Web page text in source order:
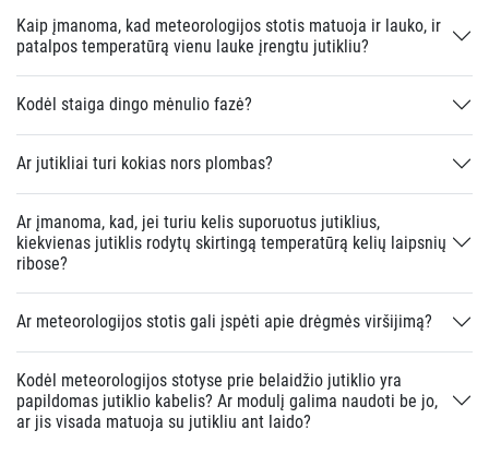
Kaip įmanoma, kad meteorologijos stotis matuoja ir lauko, ir
patalpos temperatūrą vienu lauke įrengtu jutikliu?
Kodėl staiga dingo mėnulio fazė?
Ar jutikliai turi kokias nors plombas?
Ar įmanoma, kad, jei turiu kelis suporuotus jutiklius,
kiekvienas jutiklis rodytų skirtingą temperatūrą kelių laipsnių
ribose?
Ar meteorologijos stotis gali įspėti apie drėgmės viršijimą?
Kodėl meteorologijos stotyse prie belaidžio jutiklio yra
papildomas jutiklio kabelis? Ar modulį galima naudoti be jo,
ar jis visada matuoja su jutikliu ant laido?